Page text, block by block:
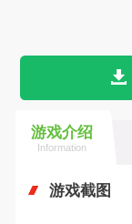
游戏介绍
Information
游戏截图